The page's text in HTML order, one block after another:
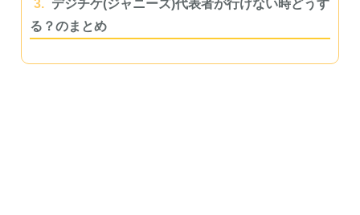
3. デジチケ(ジャニーズ)代表者が行けない時どうす
る？のまとめ